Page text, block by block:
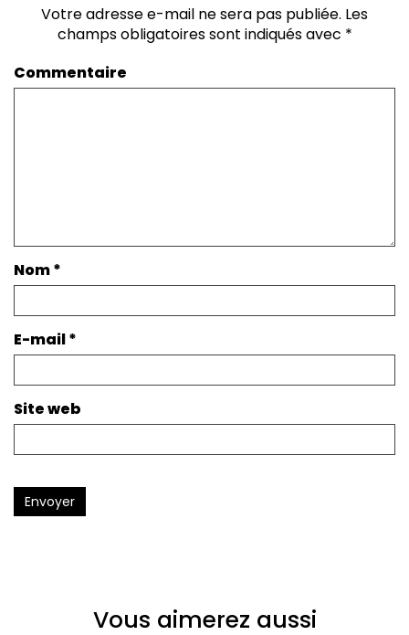
Votre adresse e-mail ne sera pas publiée. Les
champs obligatoires sont indiqués avec *
Commentaire
Nom*
E-mail*
Site web
Envoyer
Vous aimerez aussi